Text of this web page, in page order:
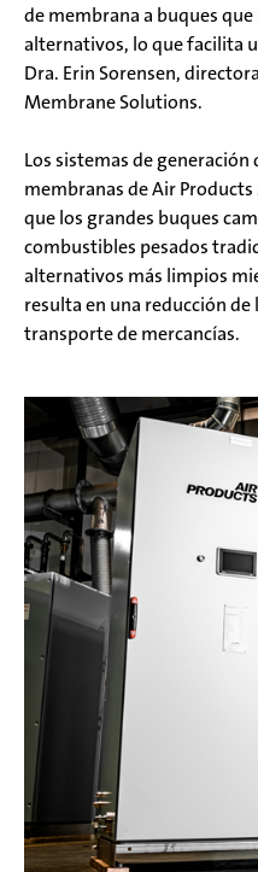
de membrana a buques
alternativos, lo que facilita
Dra. Erin Sorensen,
Membrane Solutions.
Los sistemas de
membranas de Air
que los grandes buques
combustibles pesados
alternativos más limpios
resulta en una reducción
transporte de mercancías.